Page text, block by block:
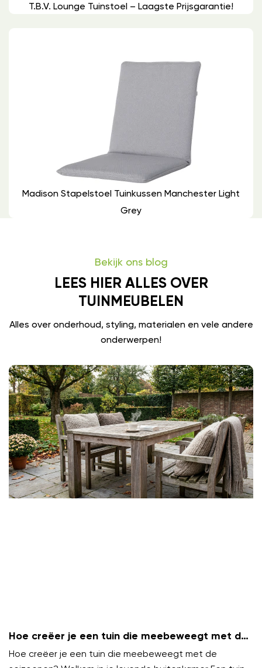
T.b.v. Lounge Tuinstoel – Laagste Prijsgarantie!
Madison Stapelstoel Tuinkussen Manchester Light
Grey
Bekijk ons blog
LEES HIER ALLES OVER
TUINMEUBELEN
Alles over onderhoud, styling, materialen en vele andere
onderwerpen!
Hoe creëer je een tuin die meebeweegt met de
seizoenen?
Hoe creëer je een tuin die meebeweegt met de